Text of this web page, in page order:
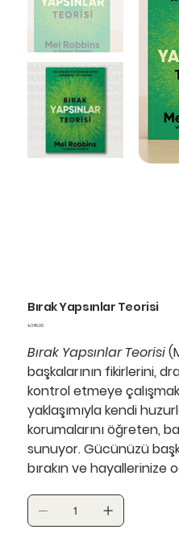
Bırak Yapsınlar Teorisi
Fiyat
₺348,00
Bırak Yapsınlar Teorisi
başkalarının fikirlerini,
kontrol etmeye çalışmak
yaklaşımıyla kendi
korumalarını öğreten,
sunuyor. Gücünüzü
bırakın ve hayallerinize